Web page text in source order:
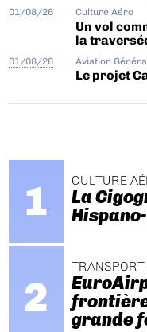
01/08/26 Culture Aéro
Un vol
la
01/08/26 Aviation
Le projet
CULTURE
La
grande